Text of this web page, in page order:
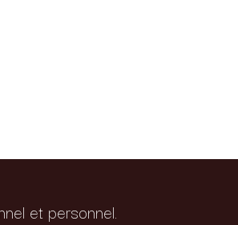
et personnel.